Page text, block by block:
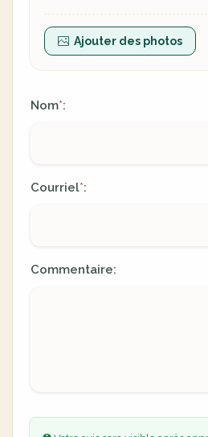
Ajouter des photos
Nom*:
Courriel*:
Commentaire: